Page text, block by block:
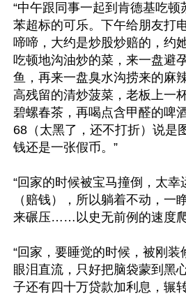
“中午跟同事一起到肯德基吃
苯超标的可乐。下午给朋友打
啼啼，大约是炒股炒赔的，约
吃顿地沟油炒的菜，来一盘避
鱼，再来一盘臭水沟捞来的麻
高残留的清炒菠菜，老板上一
碧螺春茶，再喝点含甲醛的
68（太黑了，还不打折）说是
钱还是一张假币。”
“回家的时候被宝马撞倒，太幸
（赔钱），所以躺着不动，一
来碾压……以史无前例的速度
“回家，要睡觉的时候，被刚
眼泪直流，只好把脑袋蒙到黑
子还有四十万贷款加利息，辗